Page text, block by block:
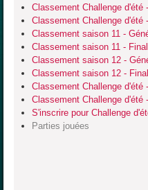
Classement Challenge d'été
Classement Challenge d'été
Classement saison 11 -
Classement saison 11 - Final
Classement saison 12 -
Classement saison 12 - Final
Classement Challenge d'été
Classement Challenge d'été
S'inscrire pour Challenge
Parties jouées